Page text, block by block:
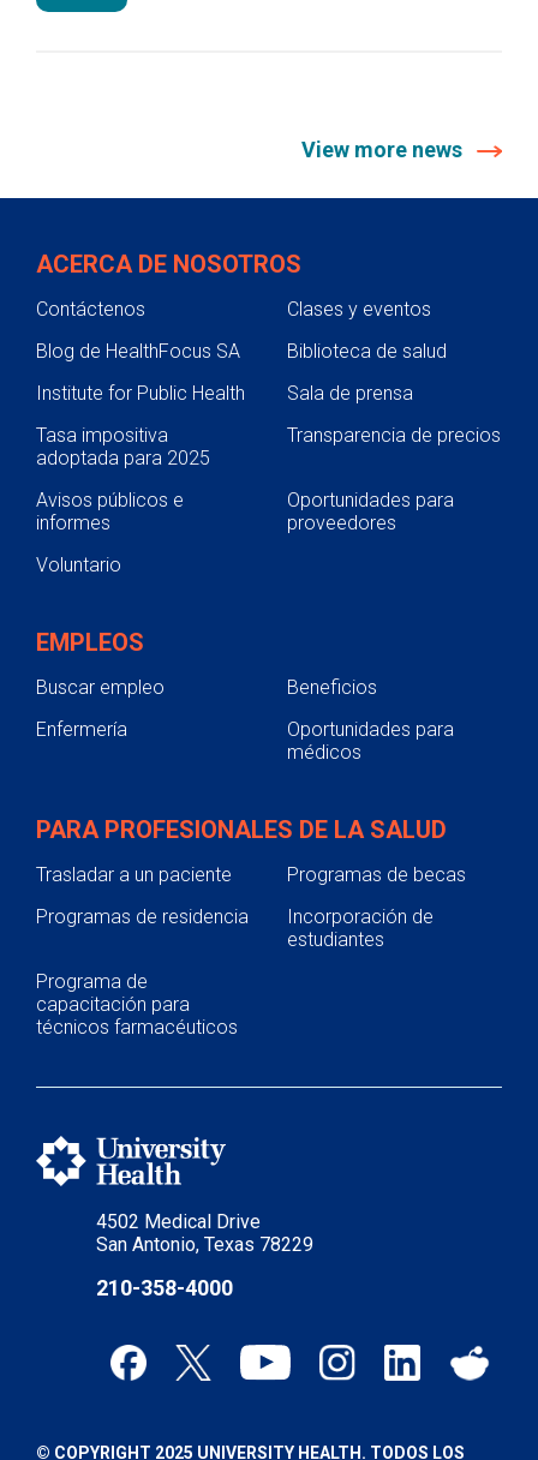
View more news
4502 Medical Drive
San Antonio, Texas 78229
210-358-4000
ACERCA DE NOSOTROS
Contáctenos
Clases y eventos
Blog de HealthFocus SA
Biblioteca de salud
Institute for Public Health
Sala de prensa
Tasa impositiva
adoptada para 2025
Transparencia de precios
Avisos públicos e
informes
Oportunidades para
proveedores
Voluntario
EMPLEOS
Buscar empleo
Beneficios
Enfermería
Oportunidades para
médicos
PARA PROFESIONALES DE LA SALUD
Trasladar a un paciente
Programas de becas
Programas de residencia
Incorporación de
estudiantes
Programa de
capacitación para
técnicos farmacéuticos
© COPYRIGHT 2025 UNIVERSITY HEALTH. TODOS LOS